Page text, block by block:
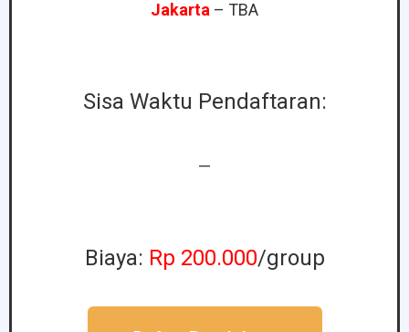
Jakarta – TBA
Sisa Waktu Pendaftaran:
—
Biaya: Rp 200.000/group